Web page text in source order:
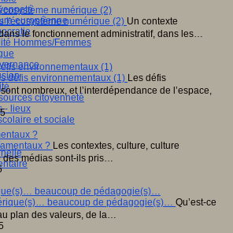
européenne
Hommes/Femmes
citoyenneté
- lieux
et sociale
numérique (2)
Un contexte
le fonctionnement administratif, dans les…
environnementaux (1)
Les défis
nombreux, et l’interdépendance de l’espace,
?
Les contextes, culture, culture
des médias sont-ils pris…
beaucoup de pédagogie(s)…
Qu’est-ce
plan des valeurs, de la…